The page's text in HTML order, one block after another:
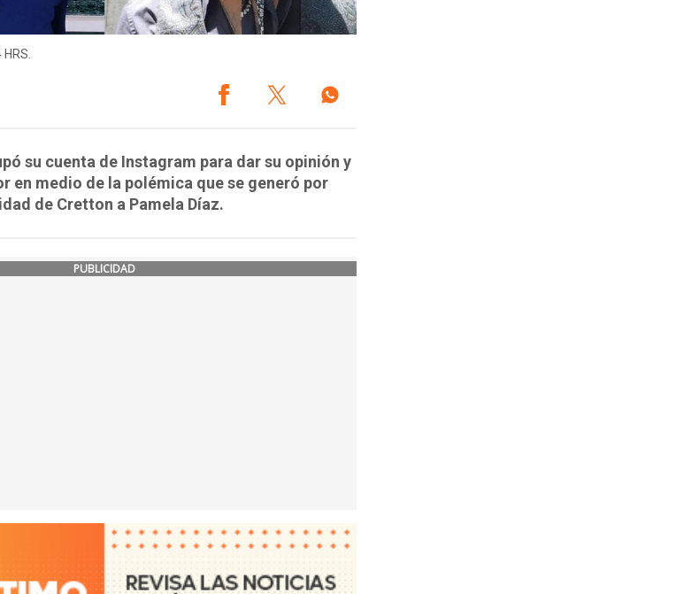
HRS.
su cuenta de Instagram para dar su opinión y
en medio de la polémica que se generó por
de Cretton a Pamela Díaz.
PUBLICIDAD